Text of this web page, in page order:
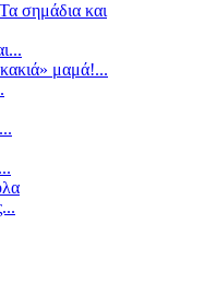
σημάδια και
μαμά!...